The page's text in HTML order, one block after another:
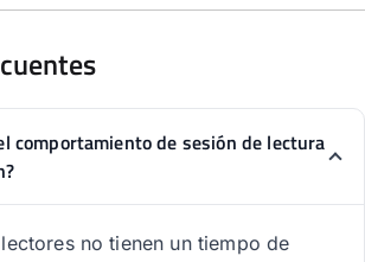
comportamiento de sesión de lectura
no tienen un tiempo de